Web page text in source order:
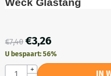
Weck Glastang
€7,40 €3,26
U bespaart:56%
Aantal
+
IN